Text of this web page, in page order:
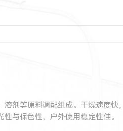
剂等原料调配组成。干燥速度
与保色性，户外使用稳定性佳。